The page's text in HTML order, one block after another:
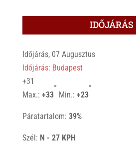
IDŐJÁRÁS
Időjárás, 07 Augusztus
Időjárás: Budapest
+31
Max.: +33
°
Min.: +23
°
Páratartalom: 39%
Szél: N - 27 KPH